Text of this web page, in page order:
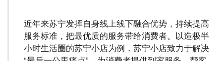
近年来苏宁发挥自身线上线下融合优势，持续提高
服务标准，把最优质的服务带给消费者。以造极半
小时生活圈的苏宁小店为例，苏宁小店致力于解决